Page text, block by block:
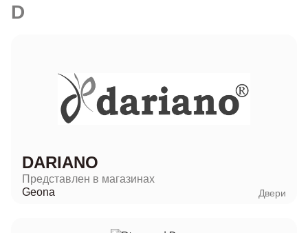
D
DARIANO
Представлен в магазинах
Geona
Двери